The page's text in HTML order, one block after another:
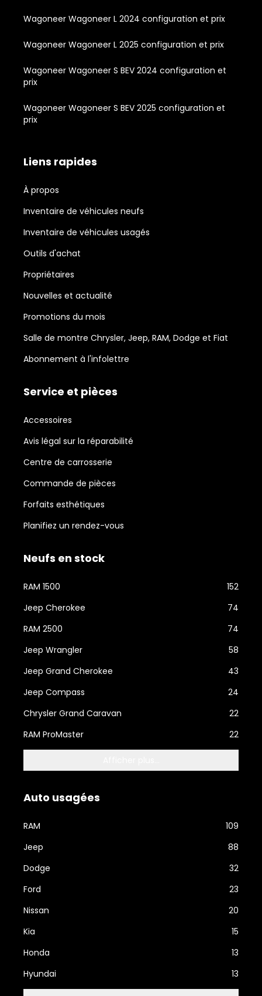
Wagoneer Wagoneer L 2024 configuration et prix
Wagoneer Wagoneer L 2025 configuration et prix
Wagoneer Wagoneer S BEV 2024 configuration et
prix
Wagoneer Wagoneer S BEV 2025 configuration et
prix
Liens rapides
À propos
Inventaire de véhicules neufs
Inventaire de véhicules usagés
Outils d'achat
Propriétaires
Nouvelles et actualité
Promotions du mois
Salle de montre Chrysler, Jeep, RAM, Dodge et Fiat
Abonnement à l'infolettre
Service et pièces
Accessoires
Avis légal sur la réparabilité
Centre de carrosserie
Commande de pièces
Forfaits esthétiques
Planifiez un rendez-vous
Neufs en stock
RAM 1500
152
Jeep Cherokee
74
RAM 2500
74
Jeep Wrangler
58
Jeep Grand Cherokee
43
Jeep Compass
24
Chrysler Grand Caravan
22
RAM ProMaster
22
Auto usagées
RAM
109
Jeep
88
Dodge
32
Ford
23
Nissan
20
Kia
15
Honda
13
Hyundai
13